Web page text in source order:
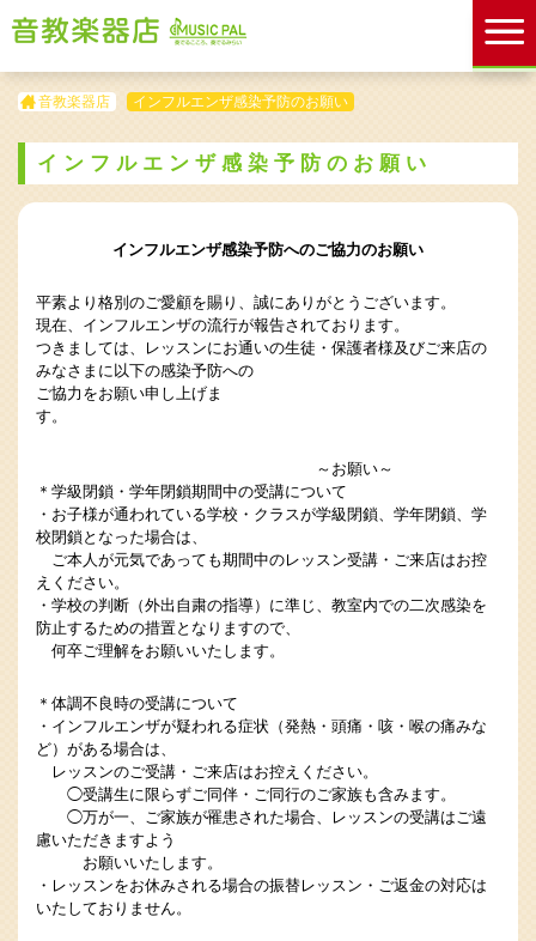
音教楽器店 インフルエンザ感染予防のお願い
インフルエンザ感染予防のお願い
インフルエンザ感染予防へのご協力のお願い
平素より格別のご愛顧を賜り、誠にありがとうございます。
現在、インフルエンザの流行が報告されております。
つきましては、レッスンにお通いの生徒・保護者様及びご来店の
みなさまに以下の感染予防への
ご協力をお願い申し上げま
す。
～お願い～
＊学級閉鎖・学年閉鎖期間中の受講について
・お子様が通われている学校・クラスが学級閉鎖、学年閉鎖、学
校閉鎖となった場合は、
ご本人が元気であっても期間中のレッスン受講・ご来店はお控
えください。
・学校の判断（外出自粛の指導）に準じ、教室内での二次感染を
防止するための措置となりますので、
何卒ご理解をお願いいたします。
＊体調不良時の受講について
・インフルエンザが疑われる症状（発熱・頭痛・咳・喉の痛みな
ど）がある場合は、
レッスンのご受講・ご来店はお控えください。
◯受講生に限らずご同伴・ご同行のご家族も含みます。
◯万が一、ご家族が罹患された場合、レッスンの受講はご遠
慮いただきますよう
お願いいたします。
・レッスンをお休みされる場合の振替レッスン・ご返金の対応は
いたしておりません。